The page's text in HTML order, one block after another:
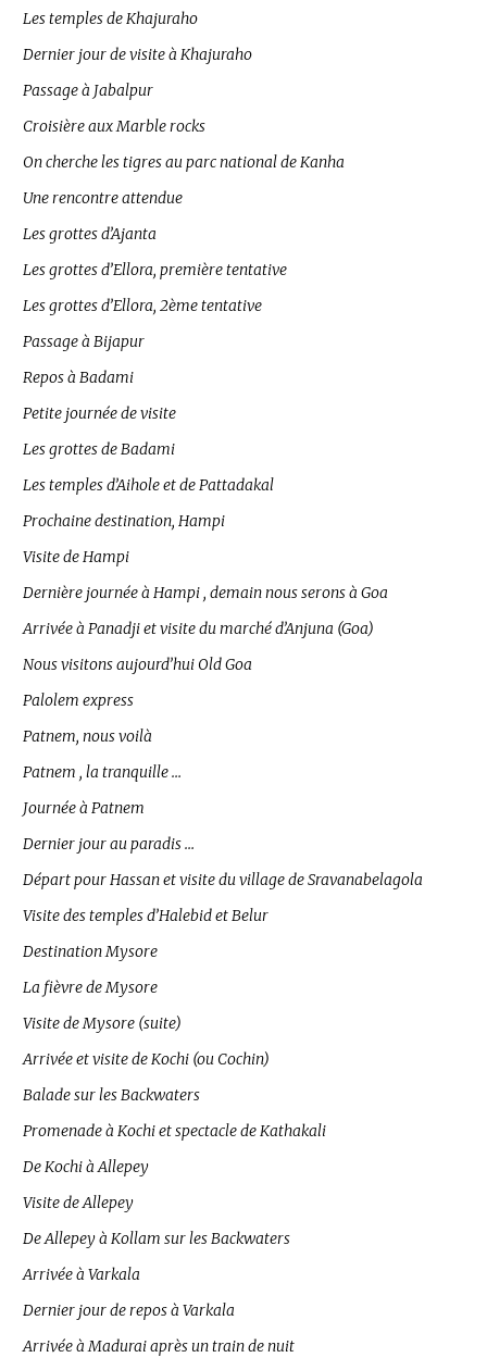
Les temples de Khajuraho
Dernier jour de visite à Khajuraho
Passage à Jabalpur
Croisière aux Marble rocks
On cherche les tigres au parc national de Kanha
Une rencontre attendue
Les grottes d’Ajanta
Les grottes d’Ellora, première tentative
Les grottes d’Ellora, 2ème tentative
Passage à Bijapur
Repos à Badami
Petite journée de visite
Les grottes de Badami
Les temples d’Aihole et de Pattadakal
Prochaine destination, Hampi
Visite de Hampi
Dernière journée à Hampi , demain nous serons à Goa
Arrivée à Panadji et visite du marché d’Anjuna (Goa)
Nous visitons aujourd’hui Old Goa
Palolem express
Patnem, nous voilà
Patnem , la tranquille …
Journée à Patnem
Dernier jour au paradis …
Départ pour Hassan et visite du village de Sravanabelagola
Visite des temples d’Halebid et Belur
Destination Mysore
La fièvre de Mysore
Visite de Mysore (suite)
Arrivée et visite de Kochi (ou Cochin)
Balade sur les Backwaters
Promenade à Kochi et spectacle de Kathakali
De Kochi à Allepey
Visite de Allepey
De Allepey à Kollam sur les Backwaters
Arrivée à Varkala
Dernier jour de repos à Varkala
Arrivée à Madurai après un train de nuit